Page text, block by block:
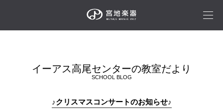
イーアス高尾センターの教室だより
SCHOOL BLOG
♪クリスマスコンサートのお知らせ♪